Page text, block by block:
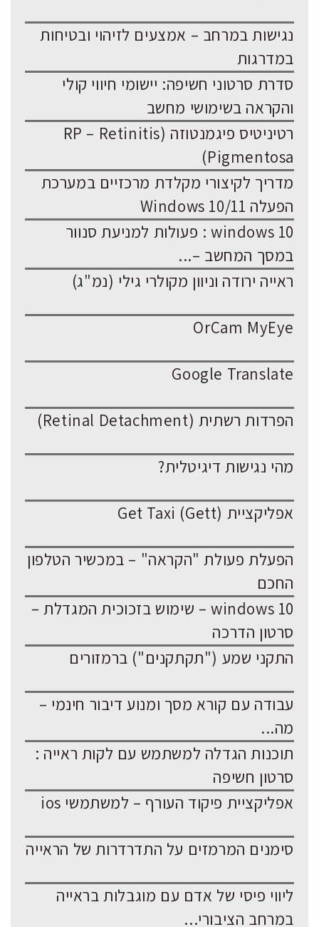
נגישות במרחב – אמצעים לזיהוי ובטיחות
במדרגות
סדרת סרטוני חשיפה: יישומי חיווי קולי
והקראה בשימושי מחשב
רטיניטיס פיגמנטוזה (RP – Retinitis
Pigmentosa)
מדריך לקיצורי מקלדת מרכזיים במערכת
הפעלה Windows 10/11
windows 10 : פעולות למניעת סנוור
במסך המחשב –...
ראייה ירודה וניוון מקולרי גילי (נמ"ג)
OrCam MyEye
Google Translate
הפרדות רשתית (Retinal Detachment)
מהי נגישות דיגיטלית?
אפליקציית Get Taxi (Gett)
הפעלת פעולת "הקראה" – במכשיר הטלפון
החכם
windows 10 – שימוש בזכוכית המגדלת –
סרטון הדרכה
התקני שמע ("תקתקנים") ברמזורים
עבודה עם קורא מסך ומנוע דיבור חינמי –
מה...
תוכנות הגדלה למשתמש עם לקות ראייה :
סרטון חשיפה
אפליקציית פיקוד העורף – למשתמשי ios
סימנים המרמזים על התדרדרות של הראייה
ליווי פיסי של אדם עם מוגבלות בראייה
במרחב הציבורי...